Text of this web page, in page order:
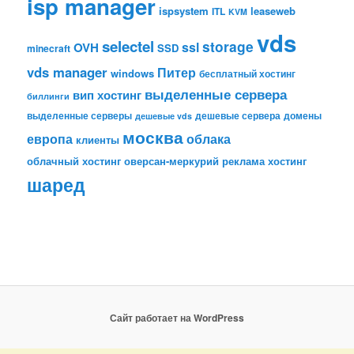
isp manager ispsystem ITL KVM leaseweb
minecraft OVH selectel SSD sslstorage vds
vds manager windows Питер бесплатный хостинг
биллинги вип хостинг выделенные сервера
выделенные серверы дешевые vds дешевые сервера домены
европа клиенты москваоблака
облачный хостинг оверсан-меркурий реклама хостинг
шаред
Сайт работает на WordPress